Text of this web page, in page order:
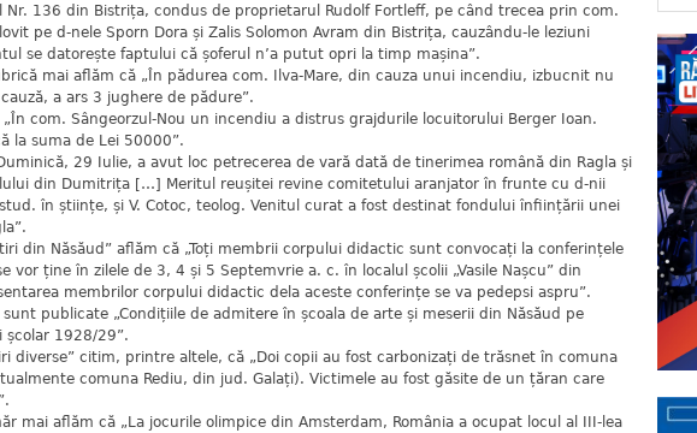
Nr. 136 din Bistrița, condus de proprietarul Rudolf Fortleff, pe când trecea prin com.
pe d-nele Sporn Dora și Zalis Solomon Avram din Bistrița, cauzându-le leziuni
se datorește faptului că șoferul n’a putut opri la timp mașina”.
mai aflăm că „În pădurea com. Ilva-Mare, din cauza unui incendiu, izbucnit nu
a ars 3 jughere de pădure”.
„În com. Sângeorzul-Nou un incendiu a distrus grajdurile locuitorului Berger Ioan.
la suma de Lei 50000”.
29 Iulie, a avut loc petrecerea de vară dată de tinerimea română din Ragla și
din Dumitrița […] Meritul reușitei revine comitetului aranjator în frunte cu d-nii
stud. în științe, și V. Cotoc, teolog. Venitul curat a fost destinat fondului înființării unei
din Năsăud” aflăm că „Toți membrii corpului didactic sunt convocați la conferințele
vor ține în zilele de 3, 4 și 5 Septemvrie a. c. în localul școlii „Vasile Nașcu” din
membrilor corpului didactic dela aceste conferințe se va pedepsi aspru”.
publicate „Condițiile de admitere în școala de arte și meserii din Năsăud pe
școlar 1928/29”.
diverse” citim, printre altele, că „Doi copii au fost carbonizați de trăsnet în comuna
comuna Rediu, din jud. Galați). Victimele au fost găsite de un țăran care
mai aflăm că „La jocurile olimpice din Amsterdam, România a ocupat locul al III-lea